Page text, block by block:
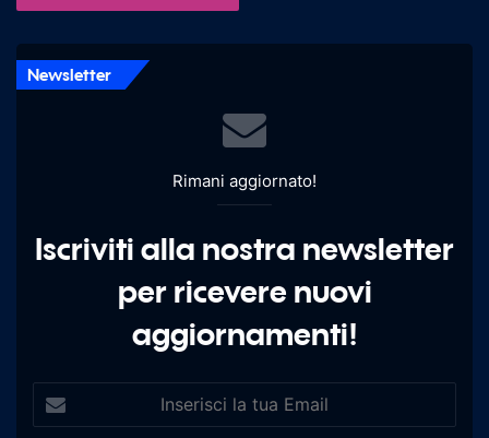
Newsletter
Rimani aggiornato!
Iscriviti alla nostra newsletter
per ricevere nuovi
aggiornamenti!